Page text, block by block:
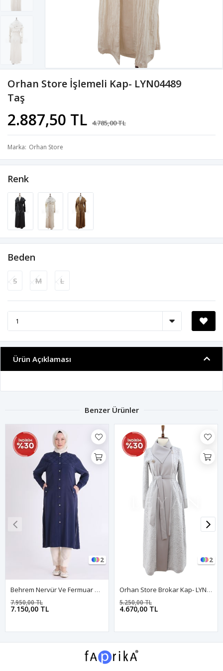
Orhan Store İşlemeli Kap- LYN04489
Taş
2.887,50 TL 4.785,00 TL
Marka Orhan Store
Renk
Beden
S M L
Ürün Açıklaması
Benzer Ürünler
2
Behrem Nervür Ve Fermuar Detaylı Kap- LYN04566 Lacivert
7.150,00 TL
7.950,00 TL
2
Orhan Store Brokar Kap- LYN03408 Gri
4.670,00 TL
5.250,00 TL